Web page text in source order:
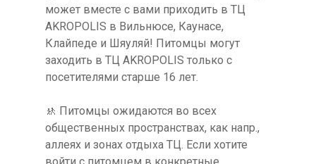
может вместе с вами приходить в ТЦ
AKROPOLIS в Вильнюсе, Каунасе,
Клайпеде и Шяуляй! Питомцы могут
заходить в ТЦ AKROPOLIS только с
посетителями старше 16 лет.
🚸 Питомцы ожидаются во всех
общественных пространствах, как напр.,
аллеях и зонах отдыха ТЦ. Если хотите